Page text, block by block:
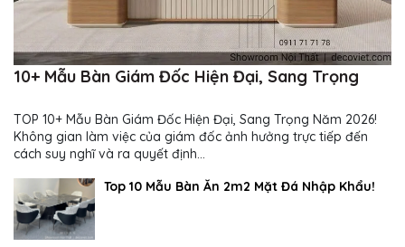
10+ Mẫu Bàn Giám Đốc Hiện Đại, Sang Trọng
TOP 10+ Mẫu Bàn Giám Đốc Hiện Đại, Sang Trọng Năm 2026!
Không gian làm việc của giám đốc ảnh hưởng trực tiếp đến
cách suy nghĩ và ra quyết định...
Top 10 Mẫu Bàn Ăn 2m2 Mặt Đá Nhập Khẩu!